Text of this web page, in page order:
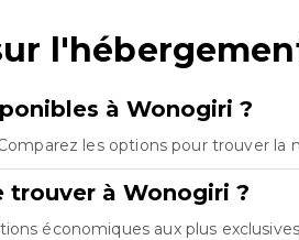
à Wonogiri ?
les options pour trouver la
trouver à Wonogiri ?
économiques aux plus